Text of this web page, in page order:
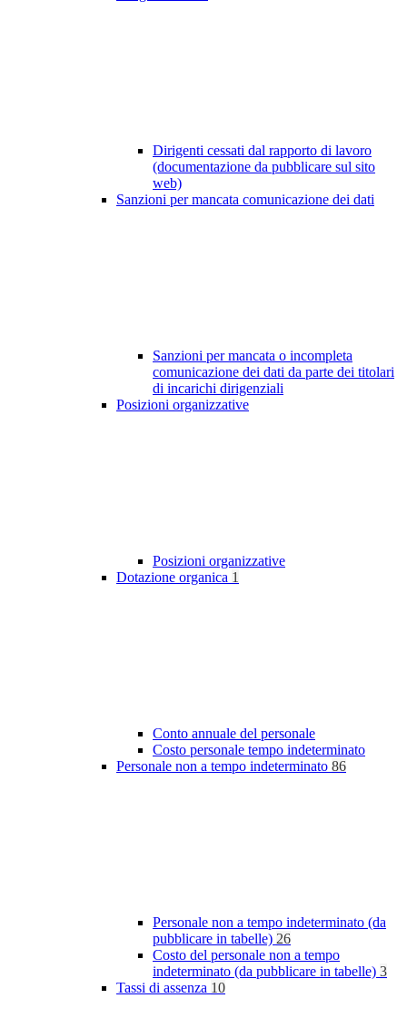
Dirigenti cessati dal rapporto di lavoro
(documentazione da pubblicare sul sito
web)
Sanzioni per mancata comunicazione dei dati
Sanzioni per mancata o incompleta
comunicazione dei dati da parte dei titolari
di incarichi dirigenziali
Posizioni organizzative
Posizioni organizzative
Dotazione organica 1
Conto annuale del personale
Costo personale tempo indeterminato
Personale non a tempo indeterminato 86
Personale non a tempo indeterminato (da
pubblicare in tabelle) 26
Costo del personale non a tempo
indeterminato (da pubblicare in tabelle) 3
Tassi di assenza 10